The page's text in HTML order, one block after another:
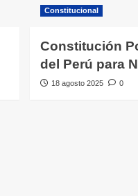
Constitucional
Constitución
del Perú para
18 agosto 2025 0